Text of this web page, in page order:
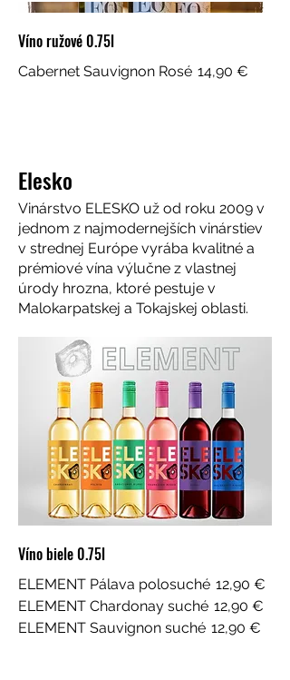
Víno ružové 0.75l
Cabernet Sauvignon Rosé 14,90 €
Elesko
Vinárstvo ELESKO už od roku 2009 v
jednom z najmodernejších vinárstiev
v strednej Európe vyrába kvalitné a
prémiové vína výlučne z vlastnej
úrody hrozna, ktoré pestuje v
Malokarpatskej a Tokajskej oblasti.
Víno biele 0.75l
ELEMENT Pálava polosuché 12,90 €
ELEMENT Chardonay suché 12,90 €
ELEMENT Sauvignon suché 12,90 €